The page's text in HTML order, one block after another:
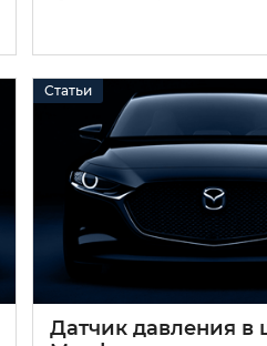
Статьи
Датчик давления в